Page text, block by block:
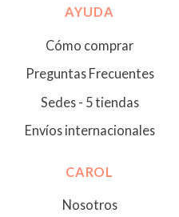
AYUDA
Cómo comprar
Preguntas Frecuentes
Sedes - 5 tiendas
Envíos internacionales
CAROL
Nosotros